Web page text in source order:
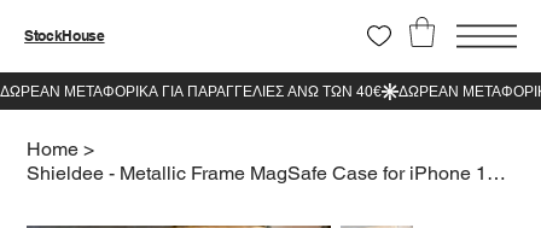
StockHouse
Home >
Shieldee - Metallic Frame MagSafe Case for iPhone 15 Plus Pink